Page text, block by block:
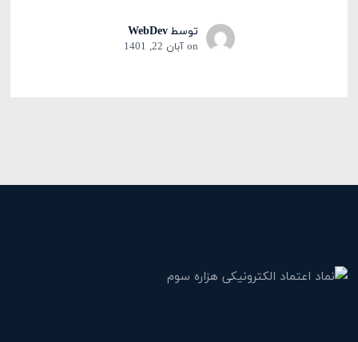
توسطWebDev
on آبان 22, 1401